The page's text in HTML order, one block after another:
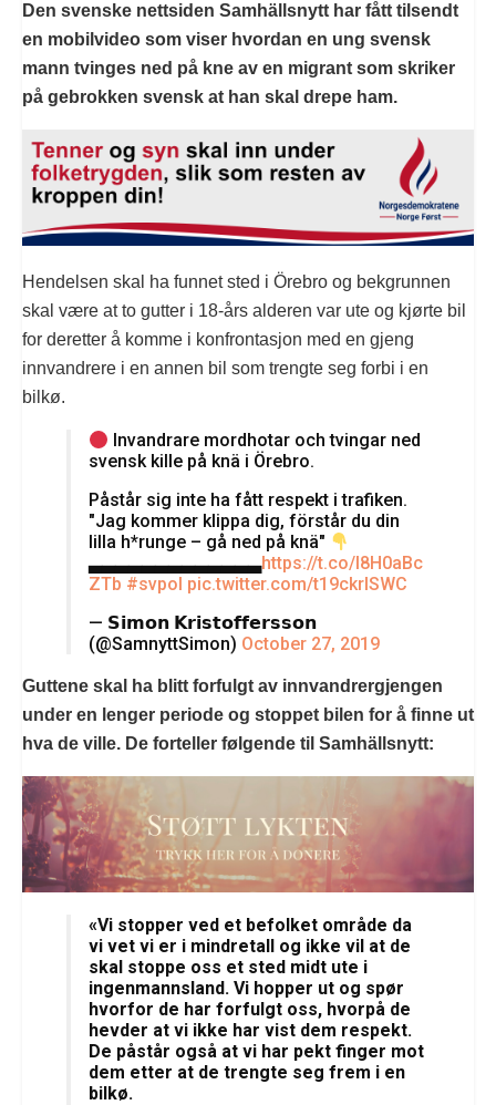
Den svenske nettsiden Samhällsnytt har fått tilsendt
en mobilvideo som viser hvordan en ung svensk
mann tvinges ned på kne av en migrant som skriker
på gebrokken svensk at han skal drepe ham.
Hendelsen skal ha funnet sted i Örebro og bekgrunnen
skal være at to gutter i 18-års alderen var ute og kjørte bil
for deretter å komme i konfrontasjon med en gjeng
innvandrere i en annen bil som trengte seg forbi i en
bilkø.
Invandrare mordhotar och tvingar ned
svensk kille på knä i Örebro.
Påstår sig inte ha fått respekt i trafiken.
"Jag kommer klippa dig, förstår du din
lilla h*runge – gå ned på knä"
▃▃▃▃▃▃▃▃▃▃▃▃▃https://t.co/l8H0aBc
ZTb #svpol pic.twitter.com/t19ckrlSWC
— 𝗦𝗶𝗺𝗼𝗻 𝗞𝗿𝗶𝘀𝘁𝗼𝗳𝗳𝗲𝗿𝘀𝘀𝗼𝗻
(@SamnyttSimon) October 27, 2019
Guttene skal ha blitt forfulgt av innvandrergjengen
under en lenger periode og stoppet bilen for å finne ut
hva de ville. De forteller følgende til Samhällsnytt:
«Vi stopper ved et befolket område da
vi vet vi er i mindretall og ikke vil at de
skal stoppe oss et sted midt ute i
ingenmannsland. Vi hopper ut og spør
hvorfor de har forfulgt oss, hvorpå de
hevder at vi ikke har vist dem respekt.
De påstår også at vi har pekt finger mot
dem etter at de trengte seg frem i en
bilkø.